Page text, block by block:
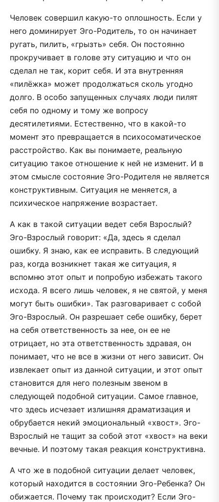
Человек совершил какую-то оплошность. Если у
него доминирует Эго-Родитель, то он начинает
ругать, пилить, «грызть» себя. Он постоянно
прокручивает в голове эту ситуацию и что он
сделал не так, корит себя. И эта внутренняя
«пилёжка» может продолжаться сколь угодно
долго. В особо запущенных случаях люди пилят
себя по одному и тому же вопросу
десятилетиями. Естественно, что в какой-то
момент это превращается в психосоматическое
расстройство. Как вы понимаете, реальную
ситуацию такое отношение к ней не изменит. И в
этом смысле состояние Эго-Родителя не является
конструктивным. Ситуация не меняется, а
психическое напряжение возрастает.
А как в такой ситуации ведет себя Взрослый?
Эго-Взрослый говорит: «Да, здесь я сделал
ошибку. Я знаю, как ее исправить. В следующий
раз, когда возникнет такая же ситуация, я
вспомню этот опыт и попробую избежать такого
исхода. Я всего лишь человек, я не святой, у меня
могут быть ошибки». Так разговаривает с собой
Эго-Взрослый. Он разрешает себе ошибку, берет
на себя ответственность за нее, он ее не
отрицает, но эта ответственность здравая, он
понимает, что не все в жизни от него зависит. Он
извлекает опыт из данной ситуации, и этот опыт
становится для него полезным звеном в
следующей подобной ситуации. Самое главное,
что здесь исчезает излишняя драматизация и
обрубается некий эмоциональный «хвост». Эго-
Взрослый не тащит за собой этот «хвост» на веки
вечные. И поэтому такая реакция конструктивна.
А что же в подобной ситуации делает человек,
который находится в состоянии Эго-Ребенка? Он
обижается. Почему так происходит? Если Эго-